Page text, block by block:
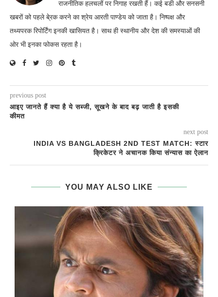
राजनीतिक हलचलों पर निगाह रखती हैं। कई बडी और सनसनी
खबरों को पहले बे्रक करने का श्रेय आरती पाण्डेय को जाता है। निष्पक्ष और
तथ्यपरक रिपोर्टिंग इनकी खासियत है। साथ ही स्थानीय और देश की समस्याओं की
ओर भी इनका फोकस रहता है।
previous post
आइए जानते हैं क्या है ये सब्जी, सूखने के बाद बढ़ जाती है इसकी
कीमत
next post
INDIA VS BANGLADESH 2ND TEST MATCH: स्टार
क्रिकेटर ने अचानक किया संन्यास का ऐलान
YOU MAY ALSO LIKE